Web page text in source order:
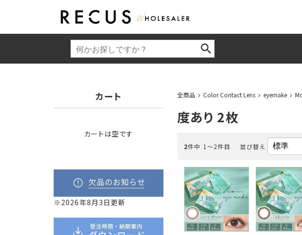
全商品 Color Contact Lens eyemake
度あり 2枚
2件中 1〜2件目 並び替え
カート
カートは空です
※2026年8月3日更新